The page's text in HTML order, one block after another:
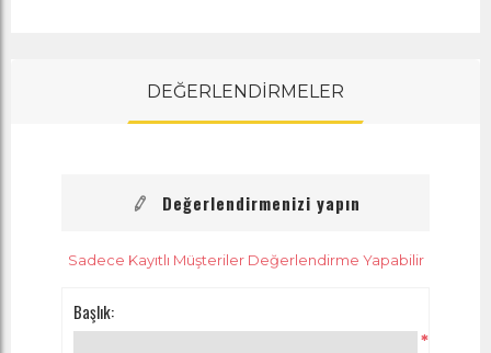
DEĞERLENDİRMELER
Değerlendirmenizi yapın
Sadece Kayıtlı Müşteriler Değerlendirme Yapabilir
Başlık:
*